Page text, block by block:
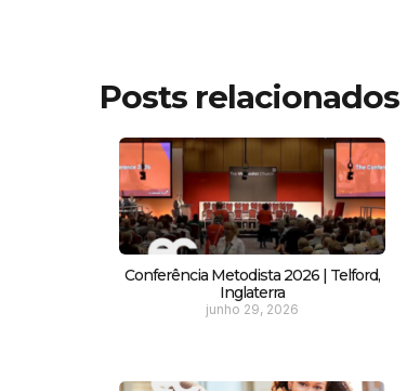
Posts relacionados
Conferência Metodista 2026 | Telford,
Inglaterra
junho 29, 2026